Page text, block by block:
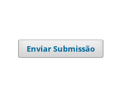
Enviar Submissão